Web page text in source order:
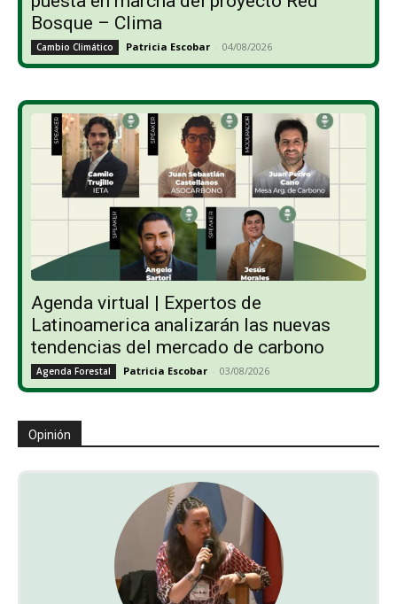
Bosque – Clima
Cambio Climático Patricia Escobar - 04/08/2026
Agenda virtual | Expertos de
Latinoamerica analizarán las nuevas
tendencias del mercado de carbono
Agenda Forestal Patricia Escobar - 03/08/2026
Opinión